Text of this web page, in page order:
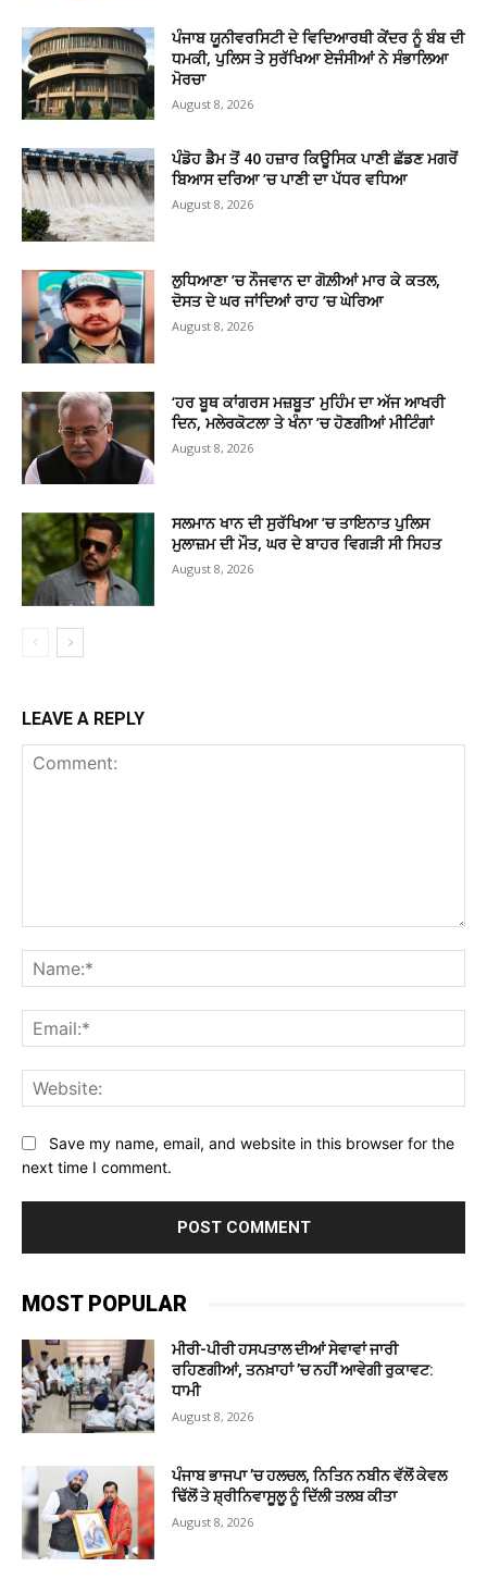
ਪੰਜਾਬ ਯੂਨੀਵਰਸਿਟੀ ਦੇ ਵਿਦਿਆਰਥੀ ਕੇਂਦਰ ਨੂੰ ਬੰਬ ਦੀ
ਧਮਕੀ, ਪੁਲਿਸ ਤੇ ਸੁਰੱਖਿਆ ਏਜੰਸੀਆਂ ਨੇ ਸੰਭਾਲਿਆ
ਮੋਰਚਾ
August 8, 2026
ਪੰਡੋਹ ਡੈਮ ਤੋਂ 40 ਹਜ਼ਾਰ ਕਿਊਸਿਕ ਪਾਣੀ ਛੱਡਣ ਮਗਰੋਂ
ਬਿਆਸ ਦਰਿਆ ’ਚ ਪਾਣੀ ਦਾ ਪੱਧਰ ਵਧਿਆ
August 8, 2026
ਲੁਧਿਆਣਾ ’ਚ ਨੌਜਵਾਨ ਦਾ ਗੋਲ਼ੀਆਂ ਮਾਰ ਕੇ ਕਤਲ,
ਦੋਸਤ ਦੇ ਘਰ ਜਾਂਦਿਆਂ ਰਾਹ ’ਚ ਘੇਰਿਆ
August 8, 2026
‘ਹਰ ਬੂਥ ਕਾਂਗਰਸ ਮਜ਼ਬੂਤ’ ਮੁਹਿੰਮ ਦਾ ਅੱਜ ਆਖਰੀ
ਦਿਨ, ਮਲੇਰਕੋਟਲਾ ਤੇ ਖੰਨਾ ’ਚ ਹੋਣਗੀਆਂ ਮੀਟਿੰਗਾਂ
August 8, 2026
ਸਲਮਾਨ ਖਾਨ ਦੀ ਸੁਰੱਖਿਆ ’ਚ ਤਾਇਨਾਤ ਪੁਲਿਸ
ਮੁਲਾਜ਼ਮ ਦੀ ਮੌਤ, ਘਰ ਦੇ ਬਾਹਰ ਵਿਗੜੀ ਸੀ ਸਿਹਤ
August 8, 2026
LEAVE A REPLY
Save my name, email, and website in this browser for the
next time I comment.
MOST POPULAR
ਮੀਰੀ-ਪੀਰੀ ਹਸਪਤਾਲ ਦੀਆਂ ਸੇਵਾਵਾਂ ਜਾਰੀ
ਰਹਿਣਗੀਆਂ, ਤਨਖ਼ਾਹਾਂ ’ਚ ਨਹੀਂ ਆਵੇਗੀ ਰੁਕਾਵਟ:
ਧਾਮੀ
August 8, 2026
ਪੰਜਾਬ ਭਾਜਪਾ ’ਚ ਹਲਚਲ, ਨਿਤਿਨ ਨਬੀਨ ਵੱਲੋਂ ਕੇਵਲ
ਢਿੱਲੋਂ ਤੇ ਸ਼੍ਰੀਨਿਵਾਸੂਲੂ ਨੂੰ ਦਿੱਲੀ ਤਲਬ ਕੀਤਾ
August 8, 2026